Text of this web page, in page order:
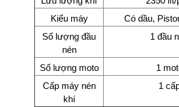
Kiểu máy
Có dầu,
Số lượng đầu
nén
1 đầu
Số lượng moto
1
Cấp máy nén
khí
1